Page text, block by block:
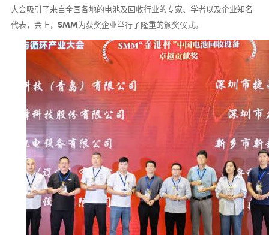
大会吸引了来自全国各地的电池及回收行业的专家、学者以及企业知名
代表，会上，SMM为获奖企业举行了隆重的颁奖仪式。